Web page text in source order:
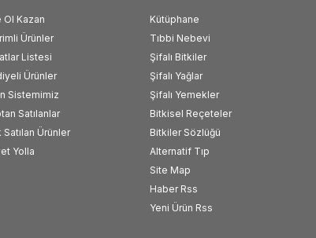
Ol Kazan
Ürünler
Listesi
Ürünler
Sistemimiz
Satılanlar
Satılan Ürünler
Yolla
Kütüphane
Tıbbi Nebevi
Şifalı Bitkiler
Şifalı Yağlar
Şifalı Yemekler
Bitkisel Reçeteler
Bitkiler Sözlüğü
Alternatif Tıp
Site Map
Haber Rss
Yeni Ürün Rss